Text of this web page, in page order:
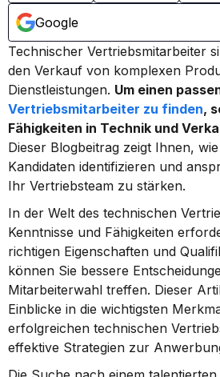
Google
Technischer Vertriebsmitarbeiter
den Verkauf von komplexen
Dienstleistungen. Um einen
Vertriebsmitarbeiter zu finden,
Fähigkeiten in Technik und
Dieser Blogbeitrag zeigt Ihnen,
Kandidaten identifizieren und
Ihr Vertriebsteam zu stärken.
In der Welt des technischen
Kenntnisse und Fähigkeiten
richtigen Eigenschaften und
können Sie bessere
Mitarbeiterwahl treffen. Dieser
Einblicke in die wichtigsten
erfolgreichen technischen
effektive Strategien zur